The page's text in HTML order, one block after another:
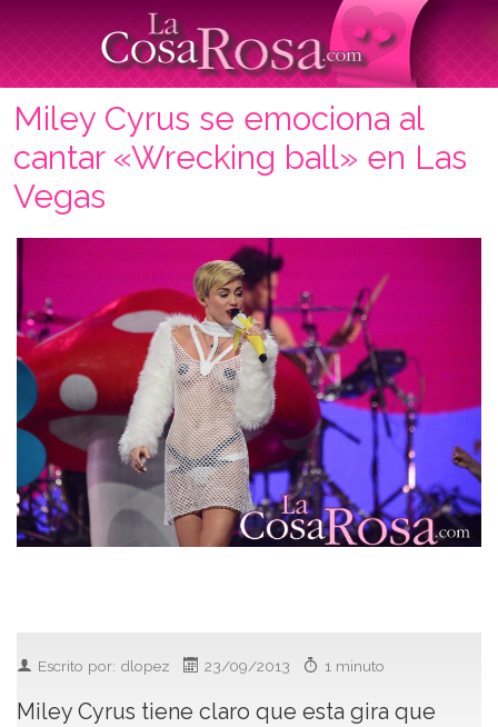
Miley Cyrus se emociona al
cantar «Wrecking ball» en Las
Vegas
Escrito por: dlopez 23/09/2013 1 minuto
Miley Cyrus tiene claro que esta gira que